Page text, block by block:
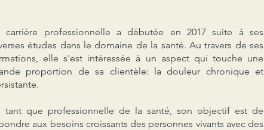
carrière professionnelle a débutée en 2017 suite à ses
études dans le domaine de la santé. Au travers de ses
elle s'est intéressée à un aspect qui touche une
proportion de sa clientèle: la douleur chronique et
tant que professionnelle de la santé, son objectif est de
aux besoins croissants des personnes vivants avec des